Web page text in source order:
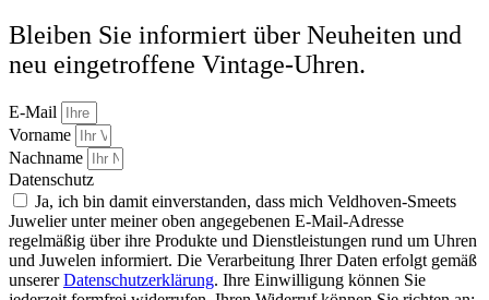
Bleiben Sie informiert über Neuheiten und
neu eingetroffene Vintage-Uhren.
E-Mail
Vorname
Nachname
Datenschutz
Ja, ich bin damit einverstanden, dass mich Veldhoven-Smeets
Juwelier unter meiner oben angegebenen E-Mail-Adresse
regelmäßig über ihre Produkte und Dienstleistungen rund um Uhren
und Juwelen informiert. Die Verarbeitung Ihrer Daten erfolgt gemäß
unsererDatenschutzerklärung. Ihre Einwilligung können Sie